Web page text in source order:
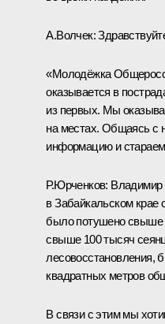
А.Волчек:
«Молодёжка
оказывается в
из первых. Мы
на местах. Общаясь с
информацию и
Р.Юрченков: Владимир
в Забайкальском крае
было потушено свыше
свыше 100 тысяч
лесовосстановления,
квадратных метров
В связи с этим мы